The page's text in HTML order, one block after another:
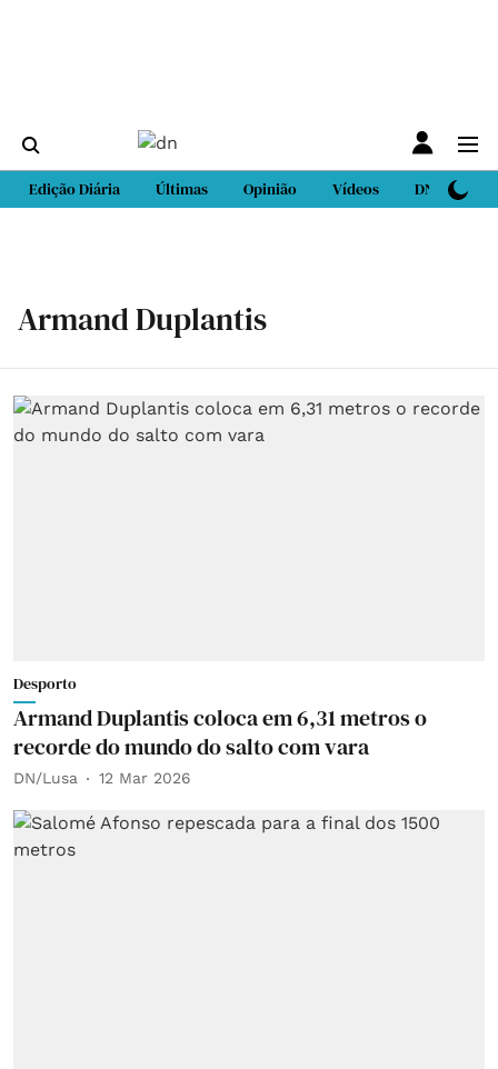
Edição Diária Últimas Opinião Vídeos DN Sport
Armand Duplantis
Desporto
Armand Duplantis coloca em 6,31 metros o
recorde do mundo do salto com vara
DN/Lusa 12 Mar 2026